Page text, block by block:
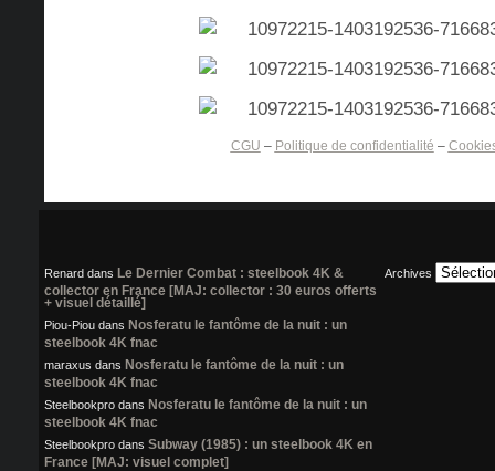
CGU – Politique de confidentialité –
Renard dans Le Dernier Combat : steelbook 4K &
collector en France [MAJ: collector : 30 euros offerts
+ visuel détaillé]
Piou-Piou dans Nosferatu le fantôme de la nuit : un
steelbook 4K fnac
maraxus dans Nosferatu le fantôme de la nuit : un
steelbook 4K fnac
Steelbookpro dans Nosferatu le fantôme de la nuit : un
steelbook 4K fnac
Steelbookpro dans Subway (1985) : un steelbook 4K en
France [MAJ: visuel complet]
Archives